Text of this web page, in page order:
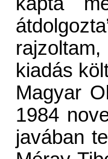
kiadás
Magyar
1984
javában